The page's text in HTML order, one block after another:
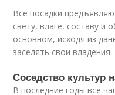
Все посадки
свету, влаге, составу и
основном, исходя из
заселять свои владения.
Соседство культур
В последние годы все